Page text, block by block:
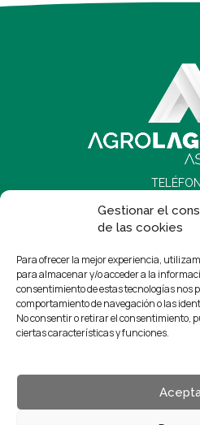
Gestionar el
de las cookies
Para ofrecer la mejor experiencia,
para almacenar y/o acceder a la
consentimiento de estas tecnologías nos
comportamiento de navegación o las
No consentir o retirar el consentimiento,
ciertas características y funciones.
652 88